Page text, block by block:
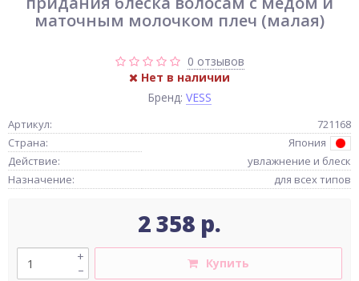
маточным молочком плеч (малая)
0 отзывов
Нет в наличии
Бренд: VESS
Артикул:
721168
Страна:
Япония
Действие:
увлажнение и блеск
Назначение:
для всех типов
2 358 р.
–
+
Купить